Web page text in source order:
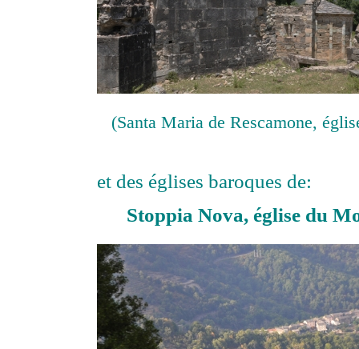
(Santa Maria de Rescamone,
et des églises baroques de:
Stoppia Nova, église du